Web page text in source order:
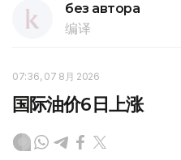
без автора
编译
07:36, 07 8月 2026
国际油价6日上涨